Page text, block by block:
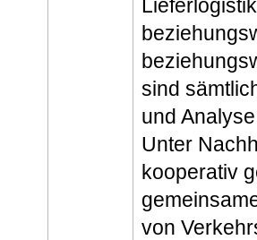
sind
und
Unter
kooperativ
von